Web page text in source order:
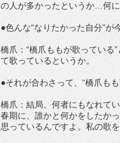
の人が多かったというか…何
●色んな“なりたかった自分”が
橋爪：“橋爪ももが歌っている
て歌っているというか。
●それが合わさって、“橋爪も
橋爪：結局、何者にもなれて
春期に、誰かと何かをしたか
思っているんですよ。私の歌